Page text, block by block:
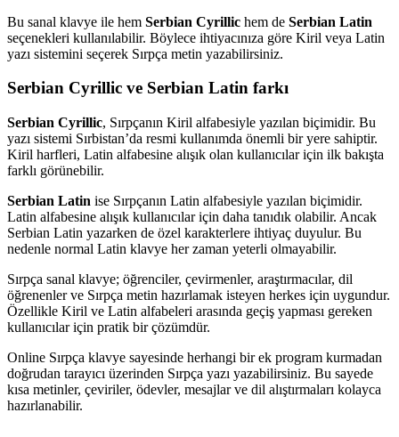
Bu sanal klavye ile hem Serbian Cyrillic hem de Serbian Latin
seçenekleri kullanılabilir. Böylece ihtiyacınıza göre Kiril veya Latin
yazı sistemini seçerek Sırpça metin yazabilirsiniz.
Serbian Cyrillic ve Serbian Latin farkı
Serbian Cyrillic, Sırpçanın Kiril alfabesiyle yazılan biçimidir. Bu
yazı sistemi Sırbistan’da resmi kullanımda önemli bir yere sahiptir.
Kiril harfleri, Latin alfabesine alışık olan kullanıcılar için ilk bakışta
farklı görünebilir.
Serbian Latin ise Sırpçanın Latin alfabesiyle yazılan biçimidir.
Latin alfabesine alışık kullanıcılar için daha tanıdık olabilir. Ancak
Serbian Latin yazarken de özel karakterlere ihtiyaç duyulur. Bu
nedenle normal Latin klavye her zaman yeterli olmayabilir.
Sırpça sanal klavye; öğrenciler, çevirmenler, araştırmacılar, dil
öğrenenler ve Sırpça metin hazırlamak isteyen herkes için uygundur.
Özellikle Kiril ve Latin alfabeleri arasında geçiş yapması gereken
kullanıcılar için pratik bir çözümdür.
Online Sırpça klavye sayesinde herhangi bir ek program kurmadan
doğrudan tarayıcı üzerinden Sırpça yazı yazabilirsiniz. Bu sayede
kısa metinler, çeviriler, ödevler, mesajlar ve dil alıştırmaları kolayca
hazırlanabilir.